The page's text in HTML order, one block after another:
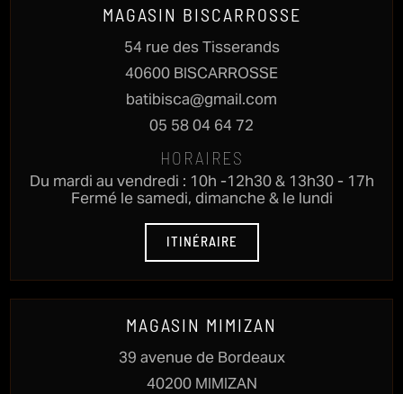
MAGASIN BISCARROSSE
54 rue des Tisserands
40600 BISCARROSSE
batibisca@gmail.com
05 58 04 64 72
HORAIRES
Du mardi au vendredi : 10h -12h30 & 13h30 - 17h
Fermé le samedi, dimanche & le lundi
ITINÉRAIRE
MAGASIN MIMIZAN
39 avenue de Bordeaux
40200 MIMIZAN